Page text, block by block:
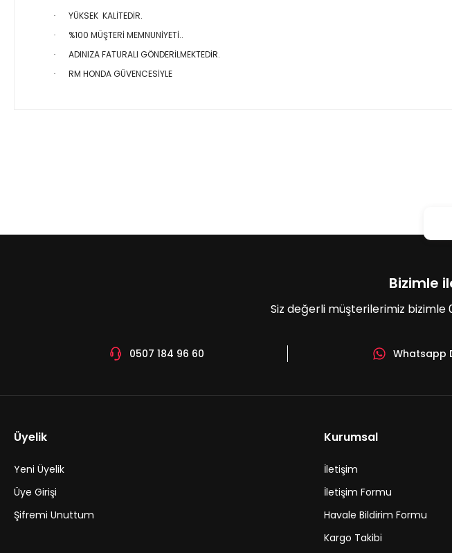
· YÜKSEK KALİTEDİR.
· %100 MÜŞTERİ MEMNUNİYETİ..
· ADINIZA FATURALI GÖNDERİLMEKTEDİR.
· RM HONDA GÜVENCESİYLE
Bizimle
Siz değerli müşterilerimiz bizimle
0507 184 96 60 Whatsapp
Üyelik
Yeni Üyelik
Üye Girişi
Şifremi Unuttum
Kurumsal
İletişim
İletişim Formu
Havale Bildirim Formu
Kargo Takibi